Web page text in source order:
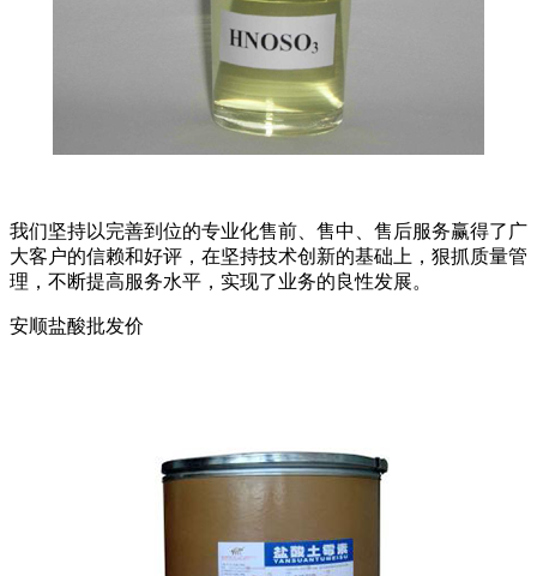
我们坚持以完善到位的专业化售前、售中、售后服务赢得了广
大客户的信赖和好评，在坚持技术创新的基础上，狠抓质量管
理，不断提高服务水平，实现了业务的良性发展。
安顺盐酸批发价